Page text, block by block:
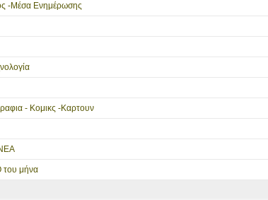
-Μέσα Ενημέρωσης
- Κομικς -Καρτουν
μήνα